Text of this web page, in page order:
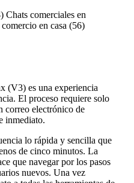
(V3) es una experiencia
El proceso requiere solo
correo electrónico de
inmediato.
lo rápida y sencilla que
de cinco minutos. La
que navegar por los pasos
nuevos. Una vez